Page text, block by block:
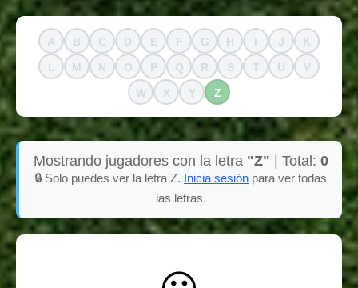
A B C D E F G H J K
L M N O P Q R S T U V
W X Y Z
Mostrando jugadores con la letra "Z" | Total: 0
🔒 Solo puedes ver la letra Z. Inicia sesión para ver todas
las letras.